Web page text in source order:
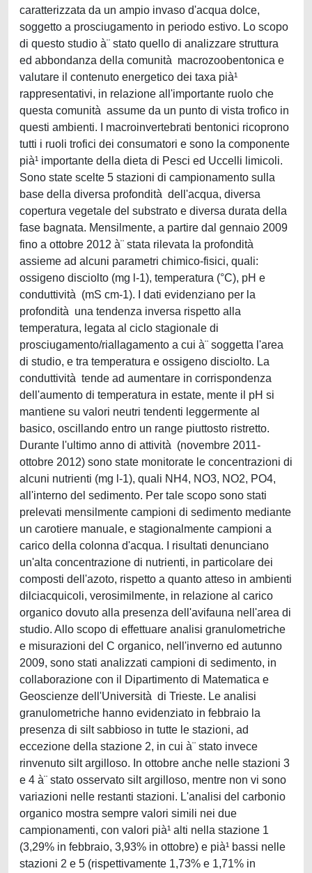
caratterizzata da un ampio invaso d'acqua dolce,
soggetto a prosciugamento in periodo estivo. Lo scopo
di questo studio à¨ stato quello di analizzare struttura
ed abbondanza della comunità macrozoobentonica e
valutare il contenuto energetico dei taxa pià¹
rappresentativi, in relazione all'importante ruolo che
questa comunità assume da un punto di vista trofico in
questi ambienti. I macroinvertebrati bentonici ricoprono
tutti i ruoli trofici dei consumatori e sono la componente
pià¹ importante della dieta di Pesci ed Uccelli limicoli.
Sono state scelte 5 stazioni di campionamento sulla
base della diversa profondità dell'acqua, diversa
copertura vegetale del substrato e diversa durata della
fase bagnata. Mensilmente, a partire dal gennaio 2009
fino a ottobre 2012 à¨ stata rilevata la profondità
assieme ad alcuni parametri chimico-fisici, quali:
ossigeno disciolto (mg l-1), temperatura (°C), pH e
conduttività (mS cm-1). I dati evidenziano per la
profondità una tendenza inversa rispetto alla
temperatura, legata al ciclo stagionale di
prosciugamento/riallagamento a cui à¨ soggetta l'area
di studio, e tra temperatura e ossigeno disciolto. La
conduttività tende ad aumentare in corrispondenza
dell'aumento di temperatura in estate, mente il pH si
mantiene su valori neutri tendenti leggermente al
basico, oscillando entro un range piuttosto ristretto.
Durante l'ultimo anno di attività (novembre 2011-
ottobre 2012) sono state monitorate le concentrazioni di
alcuni nutrienti (mg l-1), quali NH4, NO3, NO2, PO4,
all'interno del sedimento. Per tale scopo sono stati
prelevati mensilmente campioni di sedimento mediante
un carotiere manuale, e stagionalmente campioni a
carico della colonna d'acqua. I risultati denunciano
un'alta concentrazione di nutrienti, in particolare dei
composti dell'azoto, rispetto a quanto atteso in ambienti
dilciacquicoli, verosimilmente, in relazione al carico
organico dovuto alla presenza dell'avifauna nell'area di
studio. Allo scopo di effettuare analisi granulometriche
e misurazioni del C organico, nell'inverno ed autunno
2009, sono stati analizzati campioni di sedimento, in
collaborazione con il Dipartimento di Matematica e
Geoscienze dell'Università di Trieste. Le analisi
granulometriche hanno evidenziato in febbraio la
presenza di silt sabbioso in tutte le stazioni, ad
eccezione della stazione 2, in cui à¨ stato invece
rinvenuto silt argilloso. In ottobre anche nelle stazioni 3
e 4 à¨ stato osservato silt argilloso, mentre non vi sono
variazioni nelle restanti stazioni. L'analisi del carbonio
organico mostra sempre valori simili nei due
campionamenti, con valori pià¹ alti nella stazione 1
(3,29% in febbraio, 3,93% in ottobre) e pià¹ bassi nelle
stazioni 2 e 5 (rispettivamente 1,73% e 1,71% in